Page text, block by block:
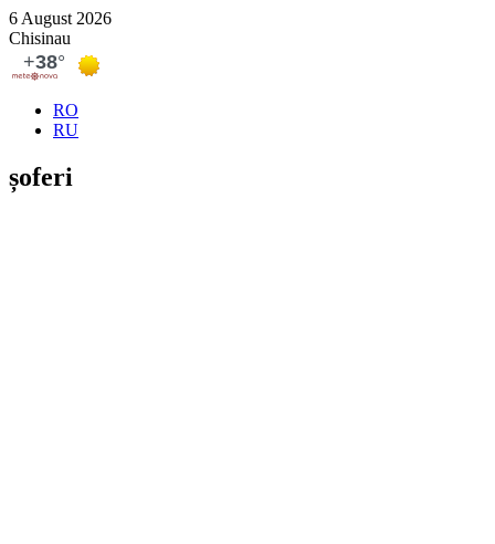
6 August 2026
Chisinau
RO
RU
șoferi